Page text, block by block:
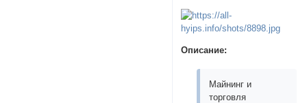
Описание:
Майнинг и
торговля